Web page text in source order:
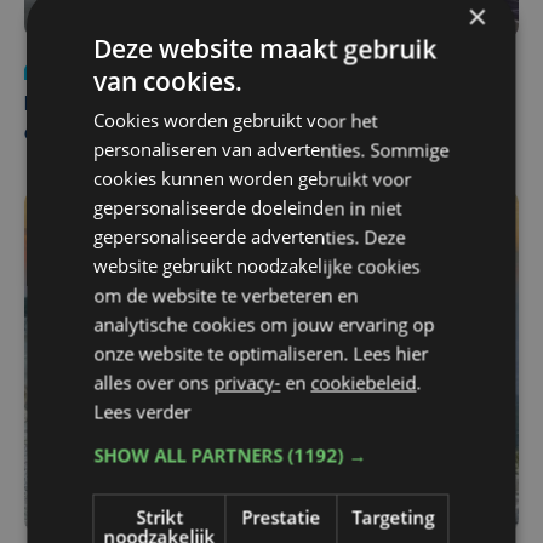
Nieuws
za 1 augustus | 22:36
Belgisch Solar Team met West-Vlamingen wint voor
eerst in VS
×
Deze website maakt gebruik
van cookies.
Cookies worden gebruikt voor het
personaliseren van advertenties. Sommige
cookies kunnen worden gebruikt voor
gepersonaliseerde doeleinden in niet
gepersonaliseerde advertenties. Deze
website gebruikt noodzakelijke cookies
om de website te verbeteren en
analytische cookies om jouw ervaring op
onze website te optimaliseren. Lees hier
alles over ons privacy- en cookiebeleid.
Lees verder
SHOW ALL PARTNERS(1192) →
Strikt
noodzakelijk
Prestatie Targeting